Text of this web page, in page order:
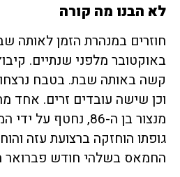
לא הבנו מה קורה
באוקטובר מלפני שנתיים.
וכן שישה עובדים זרים. אחד
מנצור בן ה-86, נחטף
גופתו הוחזקה ברצועת עזה
החמאס בשלהי חודש פברואר